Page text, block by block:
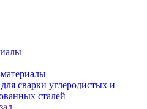
сварки углеродистых и
сталей